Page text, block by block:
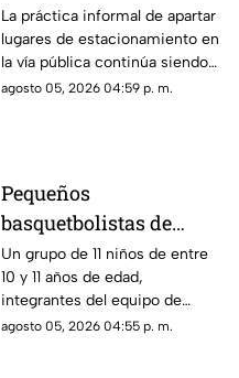
calvario de
estacionarse en la
Costera de Acapulco
La práctica informal de apartar
lugares de estacionamiento en
la vía pública continúa siendo
un tema de constante debate y
Miguel Alemán.
agosto 05, 2026 04:59 p. m.
Pequeños
basquetbolistas de
Chilpancingo buscan
apoyo para competir en
torneo nacional en
Veracruz
Un grupo de 11 niños de entre
10 y 11 años de edad,
integrantes del equipo de
básquetbol Panteras de
agosto 05, 2026 04:55 p. m.